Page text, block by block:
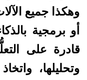
وهكذا جميع
أو برمجية
قادرة على
وتحليلها،